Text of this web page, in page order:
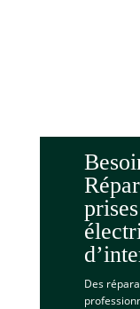
prises
Des